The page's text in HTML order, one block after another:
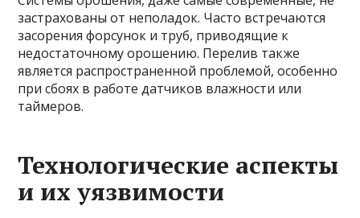
застрахованы от неполадок. Часто встречаются
засорения форсунок и труб, приводящие к
недостаточному орошению. Перелив также
является распространенной проблемой, особенно
при сбоях в работе датчиков влажности или
таймеров.
Технологические аспекты
и их уязвимости